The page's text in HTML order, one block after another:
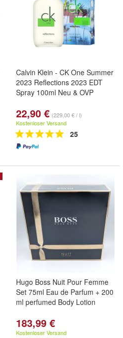
Calvin Klein - CK One Summer
2023 Reflections 2023 EDT
Spray 100ml Neu & OVP
22,90 € (229,00 € / l)
Kostenloser Versand
25
Hugo Boss Nuit Pour Femme
Set 75ml Eau de Parfum + 200
ml perfumed Body Lotion
183,99 €
Kostenloser Versand